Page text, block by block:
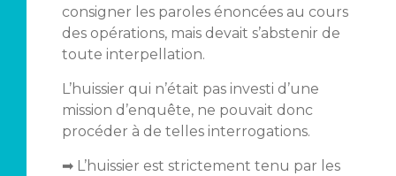
consigner les paroles énoncées au cours
des opérations, mais devait s’abstenir de
toute interpellation.
L’huissier qui n’était pas investi d’une
mission d’enquête, ne pouvait donc
procéder à de telles interrogations.
➡ L’huissier est strictement tenu par les